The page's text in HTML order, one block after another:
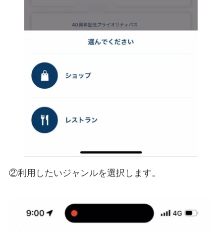
②利用したいジャンルを選択します。